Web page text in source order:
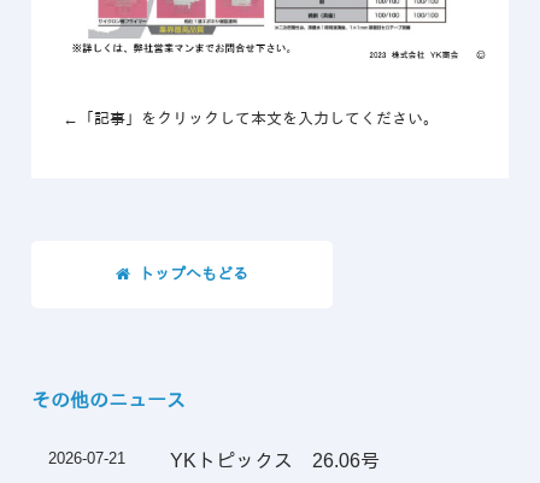
←「記事」をクリックして本文を入力してください。
トップへもどる
その他のニュース
2026-07-21 YKトピックス 26.06号